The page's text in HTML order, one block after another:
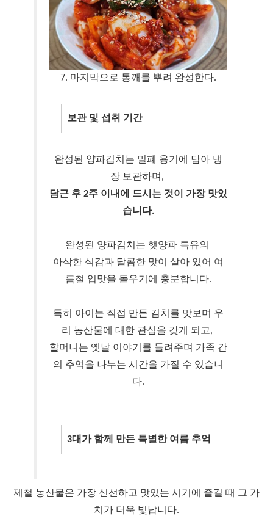
7. 마지막으로 통깨를 뿌려 완성한다.
보관 및 섭취 기간
완성된 양파김치는 밀폐 용기에 담아 냉
장 보관하며,
담근 후 2주 이내에 드시는 것이 가장 맛있
습니다.
완성된 양파김치는 햇양파 특유의
아삭한 식감과 달콤한 맛이 살아 있어 여
름철 입맛을 돋우기에 충분합니다.
특히 아이는 직접 만든 김치를 맛보며 우
리 농산물에 대한 관심을 갖게 되고,
할머니는 옛날 이야기를 들려주며 가족 간
의 추억을 나누는 시간을 가질 수 있습니
다.
3대가 함께 만든 특별한 여름 추억
제철 농산물은 가장 신선하고 맛있는 시기에 즐길 때 그 가
치가 더욱 빛납니다.